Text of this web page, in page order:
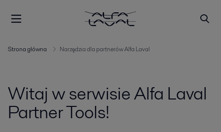
Strona główna Narzędzia dla partnerów Alfa Laval
Witaj w serwisie Alfa Laval
Partner Tools!